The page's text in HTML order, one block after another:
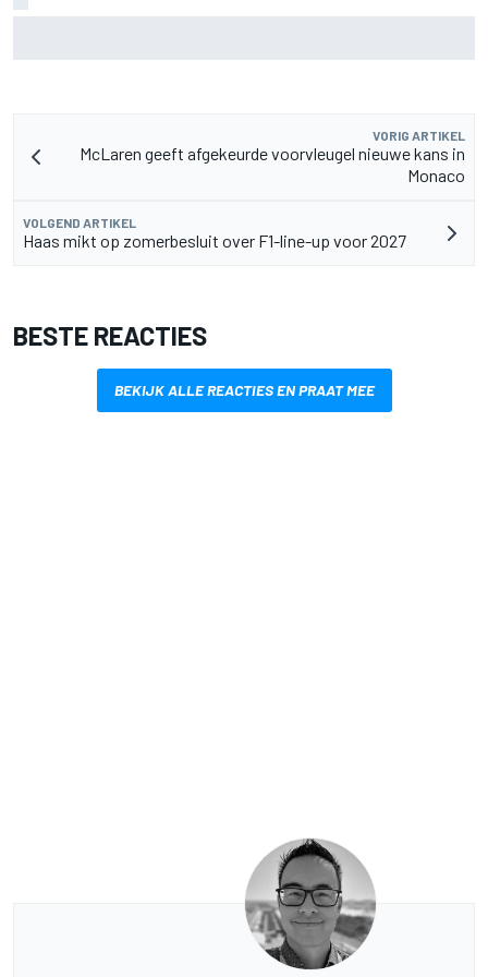
VORIG ARTIKEL
McLaren geeft afgekeurde voorvleugel nieuwe kans in
Monaco
VOLGEND ARTIKEL
Haas mikt op zomerbesluit over F1-line-up voor 2027
BESTE REACTIES
BEKIJK ALLE REACTIES EN PRAAT MEE